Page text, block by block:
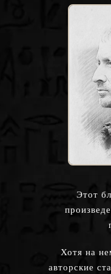
Этот
Хотя на
авторские